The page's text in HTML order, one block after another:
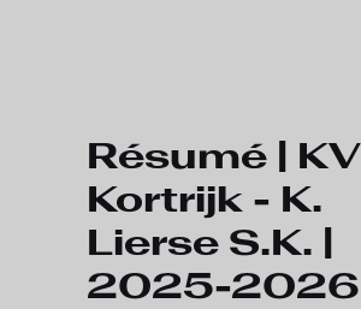
Résumé | KV
Kortrijk - K.
Lierse S.K. |
2025-2026